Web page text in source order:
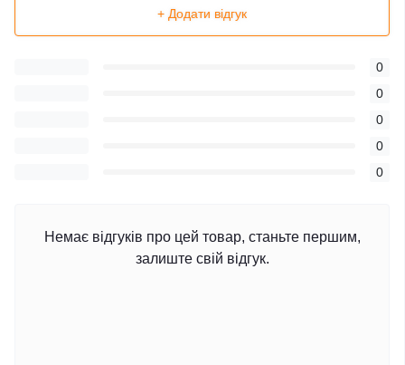
+ Додати відгук
0
0
0
0
0
Немає відгуків про цей товар, станьте першим,
залиште свій відгук.